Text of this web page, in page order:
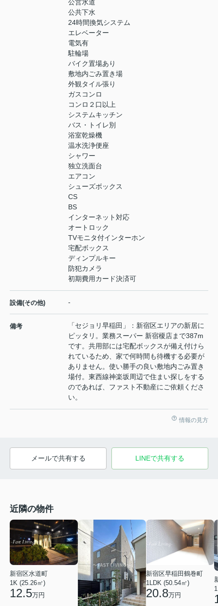
公営水道
公共下水
24時間換気システム
エレベーター
電気有
駐輪場
バイク置場あり
敷地内ごみ置き場
外観タイル張り
ガスコンロ
コンロ２口以上
システムキッチン
バス・トイレ別
浴室乾燥機
温水洗浄便座
シャワー
独立洗面台
エアコン
シューズボックス
CS
BS
インターネット対応
オートロック
TVモニタ付インターホン
宅配ボックス
ディンプルキー
防犯カメラ
初期費用カード決済可
設備(その他) -
備考
「セジョリ早稲田」：新宿区エリアの新居に
ピッタリ。業務スーパー 新宿榎店まで387m
です。共用部には宅配ボックスが備え付けら
れているため、家で何時間も待機する必要が
ありません。使い勝手の良い敷地内ごみ置き
場付。東西線神楽坂周辺で住まい探しをする
のであれば、ファスト不動産にご依頼くださ
い。
情報の見方
メールで共有する LINEで共有する
近隣の物件
新宿区水道町
1K (25.26㎡)
12.5万円
新宿区早稲田鶴巻町
1LDK (50.54㎡)
20.8万円